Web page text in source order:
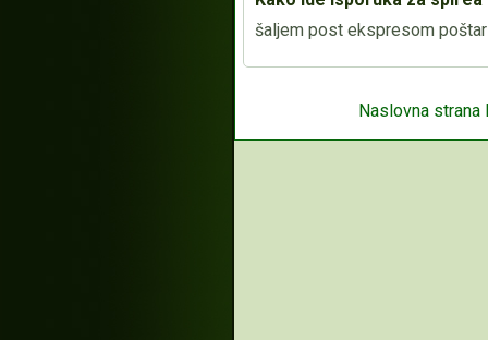
šaljem post ekspresom
Naslovna strana